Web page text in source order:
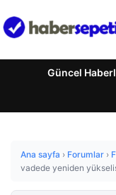
Güncel
Ana sayfa › Forumlar ›
vadede yeniden